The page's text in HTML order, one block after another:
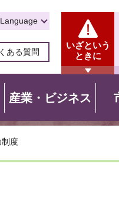
ある質問
いざという
ときに
産業・ビジネス
制度